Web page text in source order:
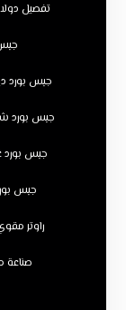
تفصيل
جبس بورد
جبس بورد
جبس بورد
جبس
راوتر